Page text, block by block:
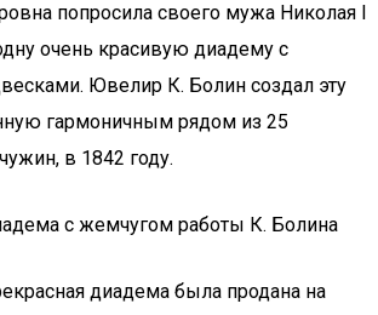
попросила своего мужа Николая I
очень красивую диадему с
Ювелир К. Болин создал эту
гармоничным рядом из 25
в 1842 году.
с жемчугом работы К. Болина
диадема была продана на